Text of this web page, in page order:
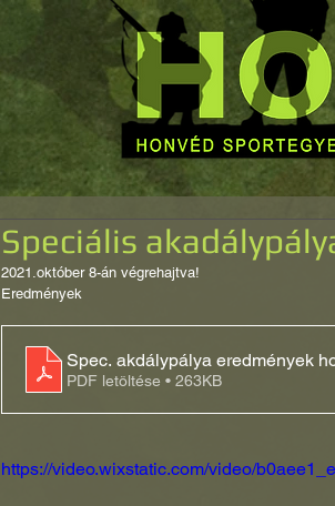
Speciális
2021.október 8-án végrehajtva!
Eredmények
Spec. akdálypálya eredmények
PDF letöltése • 263KB
https://video.wixstatic.com/video/